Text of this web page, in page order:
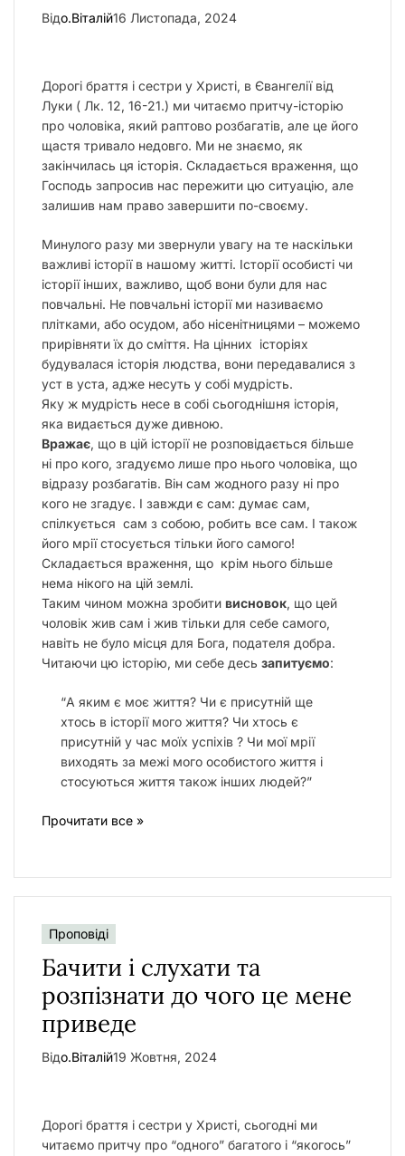
Відо.Віталій16 Листопада, 2024
Дорогі браття і сестри у Христі, в Євангелії від
Луки ( Лк. 12, 16-21.) ми читаємо притчу-історію
про чоловіка, який раптово розбагатів, але це його
щастя тривало недовго. Ми не знаємо, як
закінчилась ця історія. Складається враження, що
Господь запросив нас пережити цю ситуацію, але
залишив нам право завершити по-своєму.
Минулого разу ми звернули увагу на те наскільки
важливі історії в нашому житті. Історії особисті чи
історії інших, важливо, щоб вони були для нас
повчальні. Не повчальні історії ми називаємо
плітками, або осудом, або нісенітницями – можемо
прирівняти їх до сміття. На цінних історіях
будувалася історія людства, вони передавалися з
уст в уста, адже несуть у собі мудрість.
Яку ж мудрість несе в собі сьогоднішня історія,
яка видається дуже дивною.
Вражає, що в цій історії не розповідається більше
ні про кого, згадуємо лише про нього чоловіка, що
відразу розбагатів. Він сам жодного разу ні про
кого не згадує. І завжди є сам: думає сам,
спілкується сам з собою, робить все сам. І також
його мрії стосується тільки його самого!
Складається враження, що крім нього більше
нема нікого на цій землі.
Таким чином можна зробити висновок, що цей
чоловік жив сам і жив тільки для себе самого,
навіть не було місця для Бога, подателя добра.
Читаючи цю історію, ми себе десь запитуємо:
“А яким є моє життя? Чи є присутній ще
хтось в історії мого життя? Чи хтось є
присутній у час моїх успіхів ? Чи мої мрії
виходять за межі мого особистого життя і
стосуються життя також інших людей?”
Прочитати все »
Проповіді
Бачити і слухати та
розпізнати до чого це мене
приведе
Відо.Віталій19 Жовтня, 2024
Дорогі браття і сестри у Христі, сьогодні ми
читаємо притчу про “одного” багатого і “якогось”